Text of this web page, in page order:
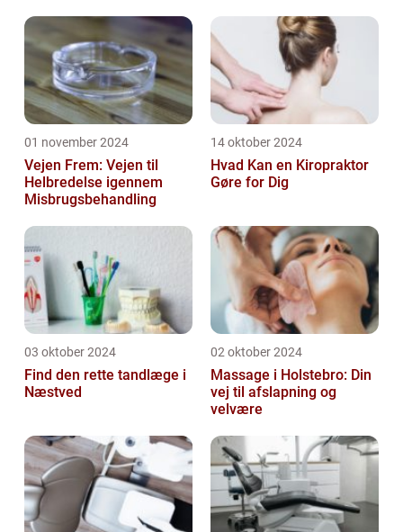
01 november 2024
Vejen Frem: Vejen til
Helbredelse igennem
Misbrugsbehandling
14 oktober 2024
Hvad Kan en Kiropraktor
Gøre for Dig
03 oktober 2024
Find den rette tandlæge i
Næstved
02 oktober 2024
Massage i Holstebro: Din
vej til afslapning og
velvære